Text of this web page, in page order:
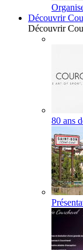
Découvrir
Découvrir
80 ans